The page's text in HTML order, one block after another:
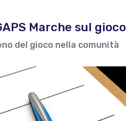
Marche sul gioco
del gioco nella comunità